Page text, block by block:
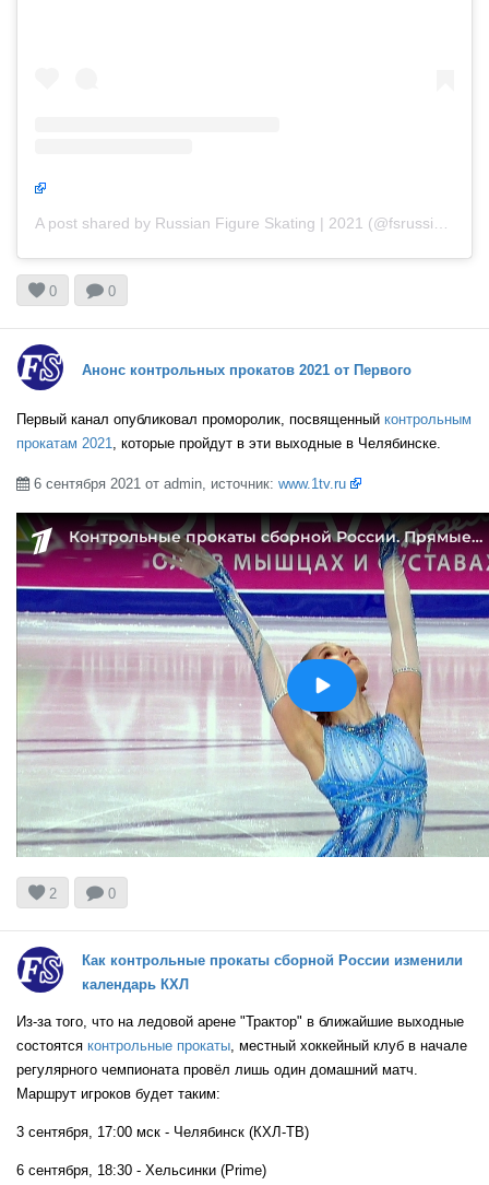
0  0
Анонс контрольных прокатов 2021 от Первого
Первый канал опубликовал проморолик, посвященный контрольным
прокатам 2021
, которые пройдут в эти выходные в Челябинске.
 6 сентября 2021 от admin, источник: www.1tv.ru
2  0
Как контрольные прокаты сборной России изменили
календарь КХЛ
Из-за того, что на ледовой арене "Трактор" в ближайшие выходные
состоятся контрольные прокаты , местный хоккейный клуб в начале
регулярного чемпионата провёл лишь один домашний матч.
Маршрут игроков будет таким:
3 сентября, 17:00 мск - Челябинск (КХЛ-ТВ)
6 сентября, 18:30 - Хельсинки (Prime)